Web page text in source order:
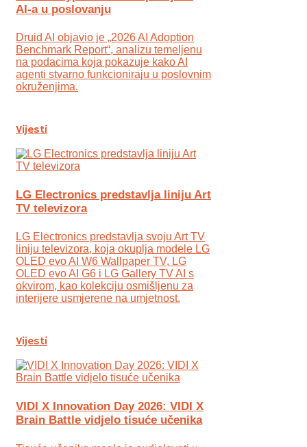
AI-a u poslovanju
Druid AI objavio je „2026 AI Adoption
Benchmark Report“, analizu temeljenu
na podacima koja pokazuje kako AI
agenti stvarno funkcioniraju u poslovnim
okruženjima.
Vijesti
LG Electronics predstavlja liniju Art
TV televizora
LG Electronics predstavlja svoju Art TV
liniju televizora, koja okuplja modele LG
OLED evo AI W6 Wallpaper TV, LG
OLED evo AI G6 i LG Gallery TV AI s
okvirom, kao kolekciju osmišljenu za
interijere usmjerene na umjetnost.
Vijesti
VIDI X Innovation Day 2026: VIDI X
Brain Battle vidjelo tisuće učenika